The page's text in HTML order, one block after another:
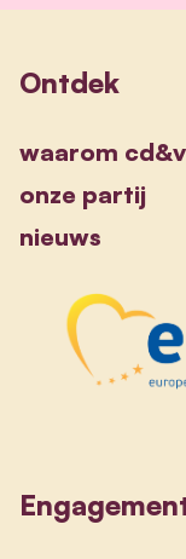
Ontdek
waarom cd&v
onze partij
nieuws